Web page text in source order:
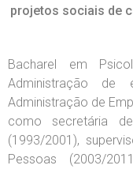
O que
Contato
projetos sociais de
Bacharel em
Administração de
Administração de
como secretária
(1993/2001),
Pessoas (2003/